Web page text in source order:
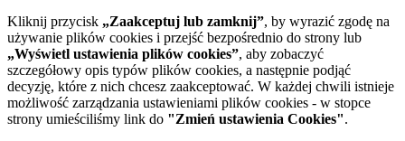
Kliknij przycisk „Zaakceptuj lub zamknij”, by wyrazić zgodę na
używanie plików cookies i przejść bezpośrednio do strony lub
„Wyświetl ustawienia plików cookies”, aby zobaczyć
szczegółowy opis typów plików cookies, a następnie podjąć
decyzję, które z nich chcesz zaakceptować. W każdej chwili istnieje
możliwość zarządzania ustawieniami plików cookies - w stopce
strony umieściliśmy link do "Zmień ustawienia Cookies".